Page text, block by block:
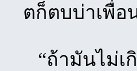
ตก็ตบบ่าเพื่อ
“ถ้ามันไม่เ